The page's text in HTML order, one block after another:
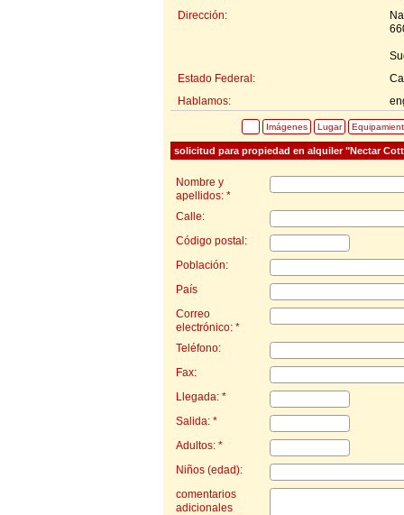
Dirección:
Estado Federal:
Hablamos:
Imágenes Lugar
solicitud para propiedad en alquiler "Nectar
Nombre y
apellidos: *
Calle:
Código postal:
Población:
País
Correo
electrónico: *
Teléfono:
Fax:
Llegada: *
Salida: *
Adultos: *
Niños (edad):
comentarios
adicionales